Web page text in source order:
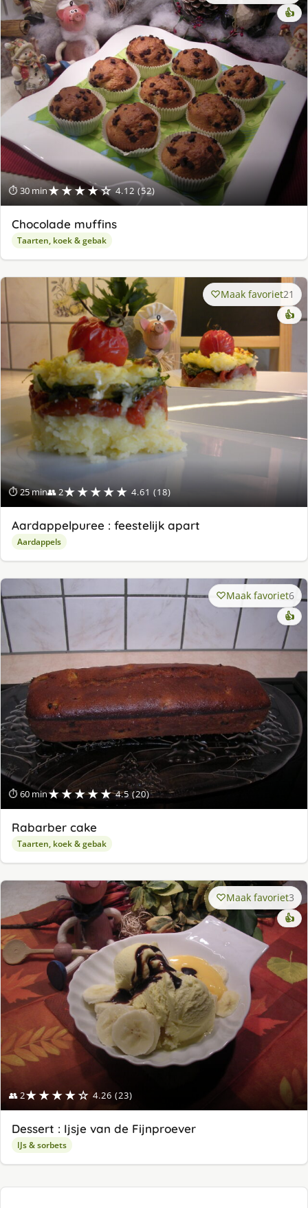
⏱ 30 min★★★★☆ 4.12 (52)
👍
Chocolade muffins
Taarten, koek & gebak
⏱ 25 min👥 2★★★★★ 4.61 (18)
Maak favoriet21
👍
Aardappelpuree : feestelijk apart
Aardappels
⏱ 60 min★★★★★ 4.5 (20)
Maak favoriet6
👍
Rabarber cake
Taarten, koek & gebak
👥 2★★★★☆ 4.26 (23)
Maak favoriet3
👍
Dessert : Ijsje van de Fijnproever
IJs & sorbets